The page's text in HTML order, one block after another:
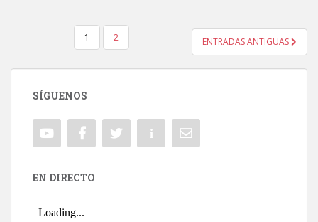
NAVEGACIÓN DE ENTRADAS
1 2 ENTRADAS ANTIGUAS
SÍGUENOS
EN DIRECTO